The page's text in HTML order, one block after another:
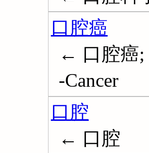
口腔癌
← 口腔癌;
-Cancer
口腔
← 口腔